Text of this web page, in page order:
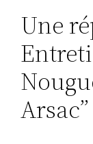
Une
Arsac”